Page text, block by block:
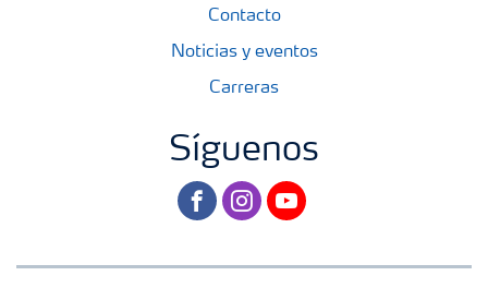
Contacto
Noticias y eventos
Carreras
Síguenos
facebookinstagram
youtube